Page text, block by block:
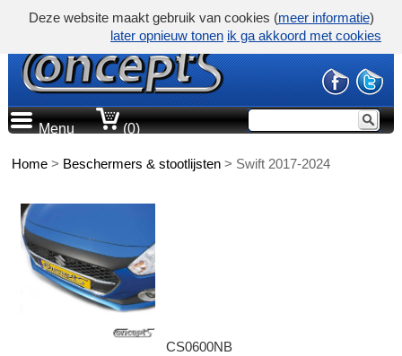
Menu (0)
Home > Beschermers & stootlijsten > Swift 2017-2024
CS0600NB
Deze website maakt gebruik van cookies (meer informatie)
later opnieuw tonen ik ga akkoord met cookies